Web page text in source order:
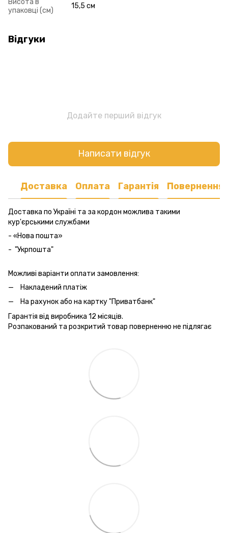
Висота в
упаковці (см)
15,5 см
Відгуки
Додайте перший відгук
Написати відгук
Доставка Оплата Гарантія Повернення
Доставка по Україні та за кордон можлива такими
кур'єрськими службами
- «Нова пошта»
- "Укрпошта"
Можливі варіанти оплати замовлення:
Накладений платіж
На рахунок або на картку "Приватбанк"
Гарантія від виробника 12 місяців.
Розпакований та розкритий товар поверненню не підлягає